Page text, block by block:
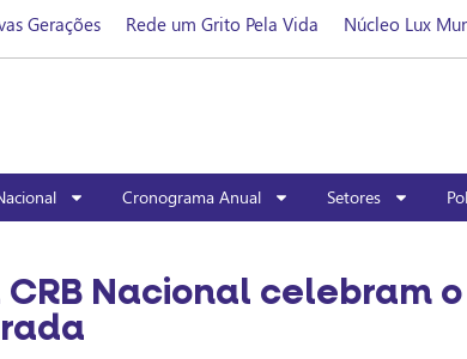
Gerações Rede um Grito Pela Vida Núcleo Lux
Cronograma Anual Setores
CRB Nacional celebram